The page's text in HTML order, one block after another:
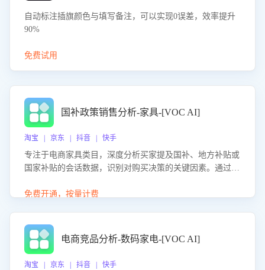
自动标注插旗颜色与填写备注，可以实现0误差，效率提升
90%
免费试用
国补政策销售分析-家具-[VOC AI]
淘宝 | 京东 | 抖音 | 快手
专注于电商家具类目，深度分析买家提及国补、地方补贴或
国家补贴的会话数据，识别对购买决策的关键因素。通过AI
化策略，助力商家利用国补政策提升GMV。
免费开通，按量计费
电商竞品分析-数码家电-[VOC AI]
淘宝 | 京东 | 抖音 | 快手